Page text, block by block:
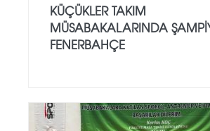
KÜÇÜKLER TAKIM
MÜSABAKALARINDA
FENERBAHÇE